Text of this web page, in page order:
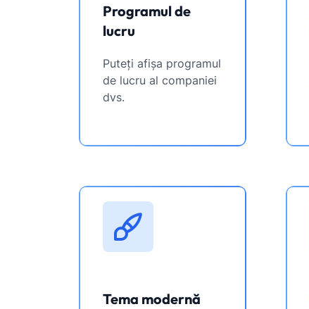
Programul de
lucru
Puteți afișa programul
de lucru al companiei
dvs.
Tema modernă